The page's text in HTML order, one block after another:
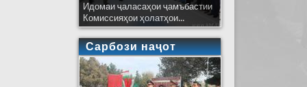
Идомаи ҷаласаҳои ҷамъбастии
Комиссияҳои ҳолатҳои...
Сарбози наҷот